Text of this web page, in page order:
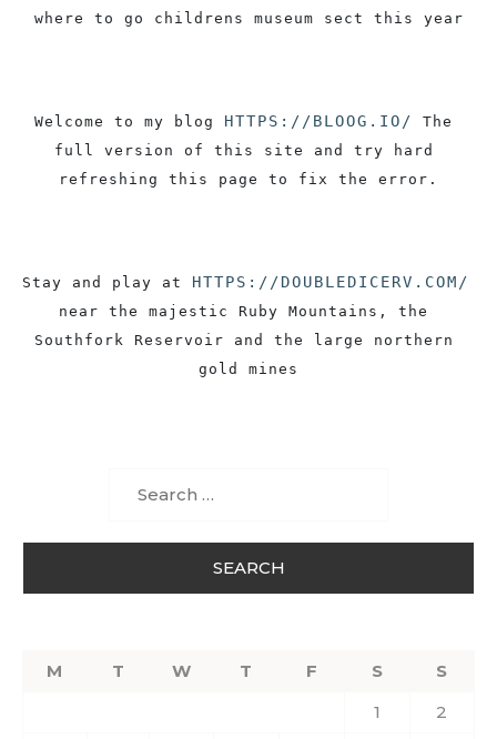
where to go childrens museum sect this year
Welcome to my blog HTTPS://BLOOG.IO/
The
full version of this site and try hard
refreshing this page to fix the error.
Stay and play at HTTPS://DOUBLEDICERV.COM/
near the majestic Ruby Mountains, the
Southfork Reservoir and the large northern
gold mines
for:
M T W T F S
S
1
2